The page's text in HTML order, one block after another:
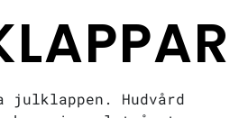
julklappen. Hudvård